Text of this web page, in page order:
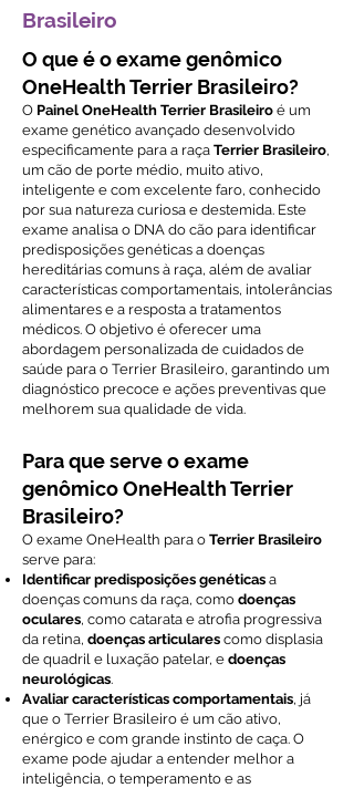
Brasileiro
O que é o exame genômico
OneHealth Terrier Brasileiro?
O Painel OneHealth Terrier Brasileiro é um
exame genético avançado desenvolvido
especificamente para a raça Terrier Brasileiro,
um cão de porte médio, muito ativo,
inteligente e com excelente faro, conhecido
por sua natureza curiosa e destemida. Este
exame analisa o DNA do cão para identificar
predisposições genéticas a doenças
hereditárias comuns à raça, além de avaliar
características comportamentais, intolerâncias
alimentares e a resposta a tratamentos
médicos. O objetivo é oferecer uma
abordagem personalizada de cuidados de
saúde para o Terrier Brasileiro, garantindo um
diagnóstico precoce e ações preventivas que
melhorem sua qualidade de vida.
Para que serve o exame
genômico OneHealth Terrier
Brasileiro?
O exame OneHealth para o Terrier Brasileiro
serve para:
Identificar predisposições genéticas a
doenças comuns da raça, como doenças
oculares, como catarata e atrofia progressiva
da retina, doenças articulares como displasia
de quadril e luxação patelar, e doenças
neurológicas.
Avaliar características comportamentais, já
que o Terrier Brasileiro é um cão ativo,
enérgico e com grande instinto de caça. O
exame pode ajudar a entender melhor a
inteligência, o temperamento e as